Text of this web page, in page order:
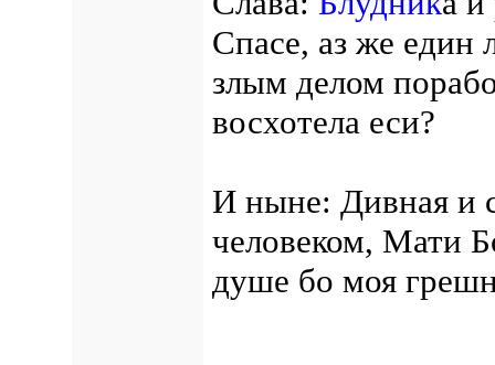
Спасе, аз же един
злым делом
восхотела еси?
И ныне: Дивная и
человеком, Мати
душе бо моя